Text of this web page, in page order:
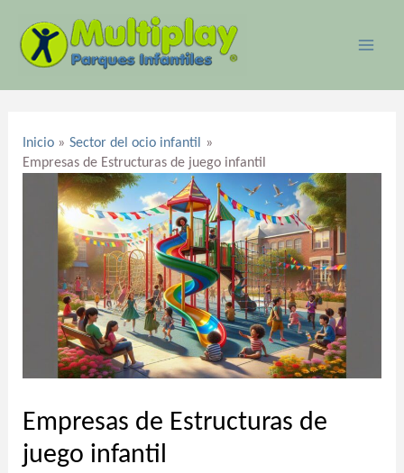
contenido
Inicio
Sector del ocio infantil
Empresas de Estructuras de juego infantil
Empresas de Estructuras de
juego infantil
entradas